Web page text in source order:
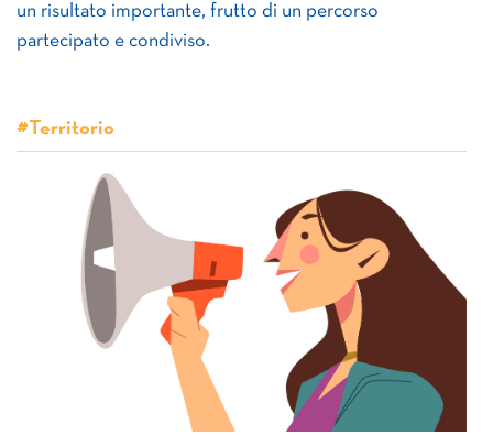
un risultato importante, frutto di un percorso
partecipato e condiviso.
#Territorio